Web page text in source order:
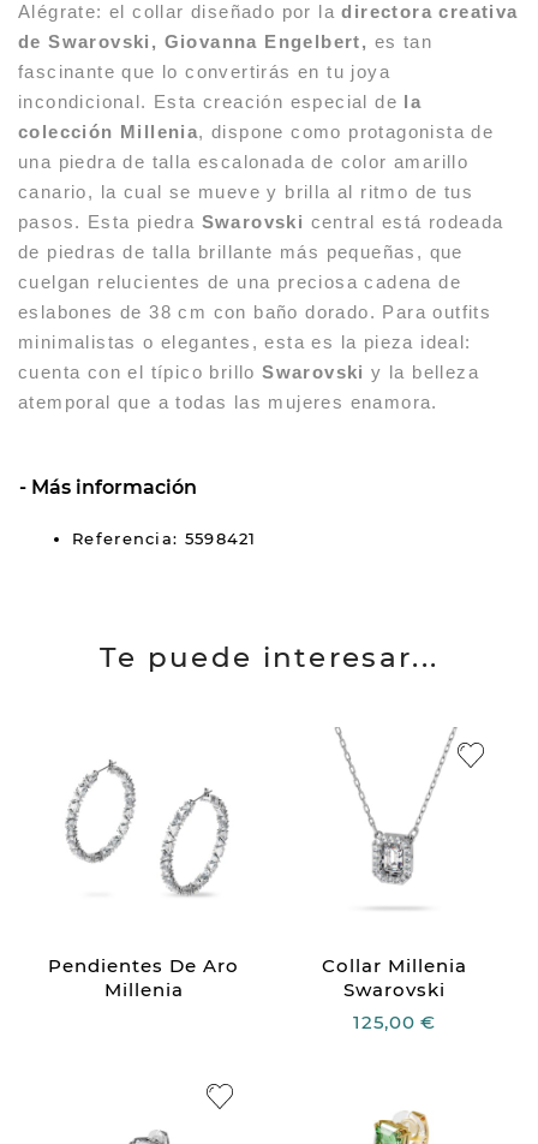
Alégrate: el collar diseñado por ladirectora creativa
de Swarovski, Giovanna Engelbert, es tan
fascinante que lo convertirás en tu joya
incondicional. Esta creación especial de la
colección Millenia, dispone como protagonista de
una piedra de talla escalonada de color amarillo
canario, la cual se mueve y brilla al ritmo de tus
pasos. Esta piedra Swarovski central está rodeada
de piedras de talla brillante más pequeñas, que
cuelgan relucientes de una preciosa cadena de
eslabones de 38 cm con baño dorado. Para outfits
minimalistas o elegantes, esta es la pieza ideal:
cuenta con el típico brilloSwarovskiy la belleza
atemporal que a todas las mujeres enamora.
Más información
Referencia: 5598421
Te puede interesar...
Pendientes De Aro
Millenia
Collar Millenia
Swarovski
125,00 €